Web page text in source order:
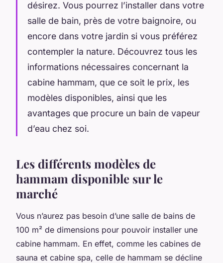
désirez. Vous pourrez l’installer dans votre
salle de bain, près de votre baignoire, ou
encore dans votre jardin si vous préférez
contempler la nature. Découvrez tous les
informations nécessaires concernant la
cabine hammam, que ce soit le prix, les
modèles disponibles, ainsi que les
avantages que procure un bain de vapeur
d’eau chez soi.
Les différents modèles de
hammam disponible sur le
marché
Vous n’aurez pas besoin d’une salle de bains de
100 m² de dimensions pour pouvoir installer une
cabine hammam. En effet, comme les cabines de
sauna et cabine spa, celle de hammam se décline